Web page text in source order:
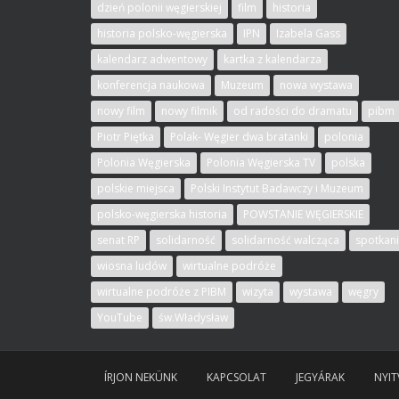
dzień polonii węgierskiej
film
historia
historia polsko-węgierska
IPN
Izabela Gass
kalendarz adwentowy
kartka z kalendarza
konferencja naukowa
Muzeum
nowa wystawa
nowy film
nowy filmik od radości do dramatu
pibm
Piotr Piętka
Polak- Węgier dwa bratanki
polonia
Polonia Węgierska
Polonia Węgierska TV
polska
polskie miejsca
Polski Instytut Badawczy i Muzeum
polsko-węgierska historia
POWSTANIE WĘGIERSKIE
senat RP
solidarność solidarność walcząca
wiosna ludów
wirtualne podróże
wirtualne podróże z PIBM
wizyta wystawa
węgry
YouTube
św.Władysław
ÍRJON NEKÜNK KAPCSOLAT JEGYÁRAK